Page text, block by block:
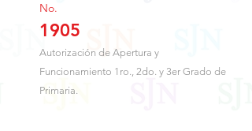
No.
1905
Autorización de Apertura y
Funcionamiento 1ro., 2do. y 3er Grado de
Primaria.